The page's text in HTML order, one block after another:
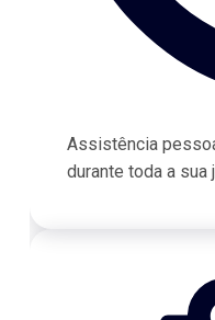
Assistência
durante toda a sua